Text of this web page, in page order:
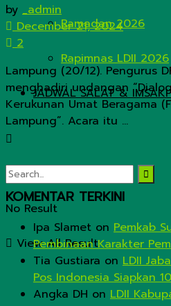
Ramadan 2026
Rapimnas LDII 2026
JADWAL SALAT &
No Result
View All Result
by _admin
December 21, 2024
2
Lampung (20/12). Pengurus
menghadiri undangan
Kerukunan Umat Beragama
Lampung”. Acara itu ...
KOMENTAR TERKINI
Ipa Slamet on Pemkab
Pembinaan Karakter
Tia Gustiara on LDII
Pos Indonesia Siapkan
Angka DH on LDII